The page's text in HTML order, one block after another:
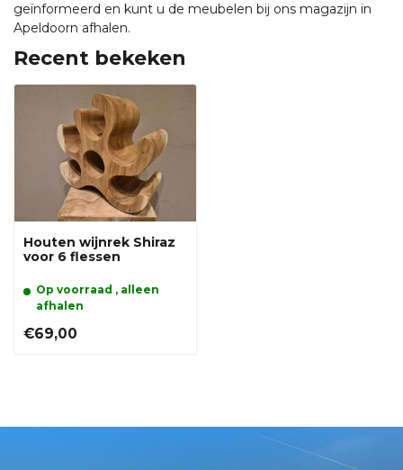
geïnformeerd en kunt u de meubelen bij ons magazijn in
Apeldoorn afhalen.
Recent bekeken
Houten wijnrek Shiraz
voor 6 flessen
Op voorraad , alleen
afhalen
€69,00